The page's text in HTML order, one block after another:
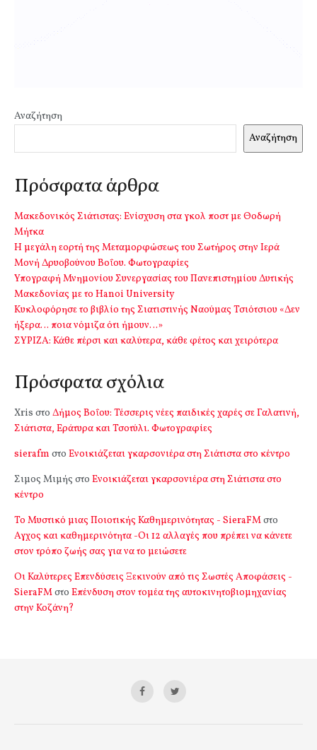
Αναζήτηση
Αναζήτηση
Πρόσφατα άρθρα
Μακεδονικός Σιάτιστας: Ενίσχυση στα γκολ ποστ με Θοδωρή
Μήτκα
Η μεγάλη εορτή της Μεταμορφώσεως του Σωτήρος στην Ιερά
Μονή Δρυοβούνου Βοΐου. Φωτογραφίες
Υπογραφή Μνημονίου Συνεργασίας του Πανεπιστημίου Δυτικής
Μακεδονίας με το Hanoi University
Κυκλοφόρησε το βιβλίο της Σιατιστινής Ναούμας Τσιότσιου «Δεν
ήξερα… ποια νόμιζα ότι ήμουν…»
ΣΥΡΙΖΑ: Κάθε πέρσι και καλύτερα, κάθε φέτος και χειρότερα
Πρόσφατα σχόλια
Xris στο Δήμος Βοΐου: Τέσσερις νέες παιδικές χαρές σε Γαλατινή,
Σιάτιστα, Εράτυρα και Τσοτύλι. Φωτογραφίες
sierafm στο Ενοικιάζεται γκαρσονιέρα στη Σιάτιστα στο κέντρο
Σιμος Μιμής στο Ενοικιάζεται γκαρσονιέρα στη Σιάτιστα στο
κέντρο
Το Μυστικό μιας Ποιοτικής Καθημερινότητας - SieraFMστο
Αγχος και καθημερινότητα -Οι 12 αλλαγές που πρέπει να κάνετε
στον τρόπο ζωής σας για να το μειώσετε
Οι Καλύτερες Επενδύσεις Ξεκινούν από τις Σωστές Αποφάσεις -
SieraFMστο Επένδυση στον τομέα της αυτοκινητοβιομηχανίας
στην Κοζάνη?